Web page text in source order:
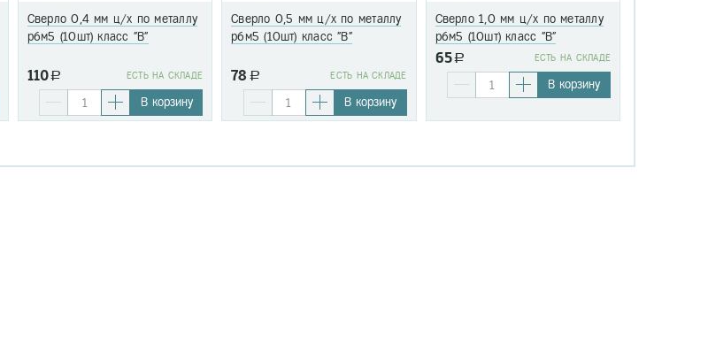
Сверло 0,4 мм ц/х по металлу
р6м5 (10шт) класс "В"
110a EСТЬ НА СКЛАДЕ
В корзину
Сверло 0,5 мм ц/х по металлу
р6м5 (10шт) класс "В"
78 a EСТЬ НА СКЛАДЕ
В корзину
Сверло 1,0 мм ц/х по металлу
р6м5 (10шт) класс "В"
65a EСТЬ НА СКЛАДЕ
В корзину